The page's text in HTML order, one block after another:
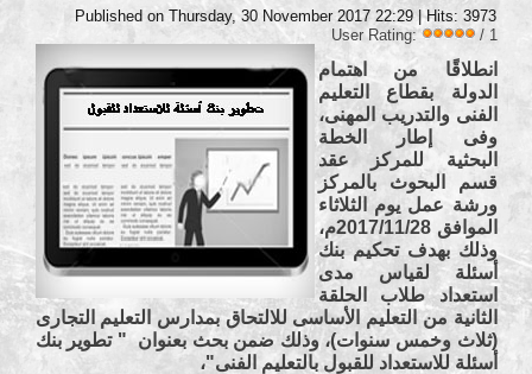
Published on Thursday, 30 November 2017 22:29| Hits: 3973
User Rating:
/ 1
انطلاقًا من اهتمام
الدولة بقطاع التعليم
الفنى والتدريب المهنى،
وفى إطار الخطة
البحثية للمركز عقد
قسم البحوث بالمركز
ورشة عمل يوم الثلاثاء
الموافق 2017/11/28م،
وذلك بهدف تحكيم بنك
أسئلة لقياس مدى
استعداد طلاب الحلقة
الثانية من التعليم الأساسى للالتحاق بمدارس التعليم التجارى
(ثلاث وخمس سنوات)، وذلك ضمن بحث بعنوان " تطوير بنك
أسئلة للاستعداد للقبول بالتعليم الفنى"،